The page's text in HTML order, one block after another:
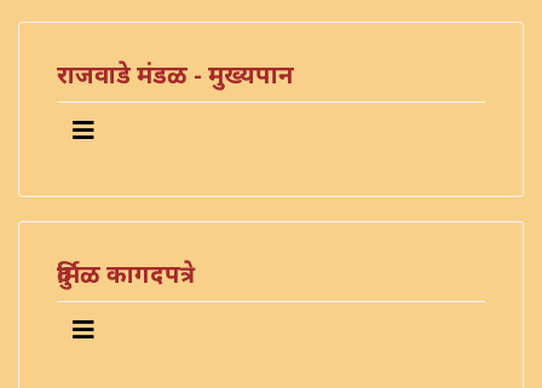
राजवाडे मंडळ - मुख्यपान
दुर्मिळ कागदपत्रे